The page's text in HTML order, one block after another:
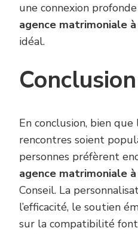
une connexion
agence matrimoniale
idéal.
Conclusion
En conclusion, bien
rencontres soient
personnes préfèrent
agence matrimoniale
Conseil. La
l’efficacité, le soutien
sur la compatibilité font